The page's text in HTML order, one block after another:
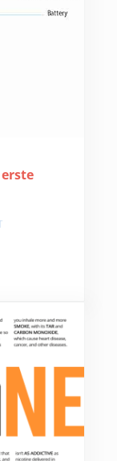
Eindrücke